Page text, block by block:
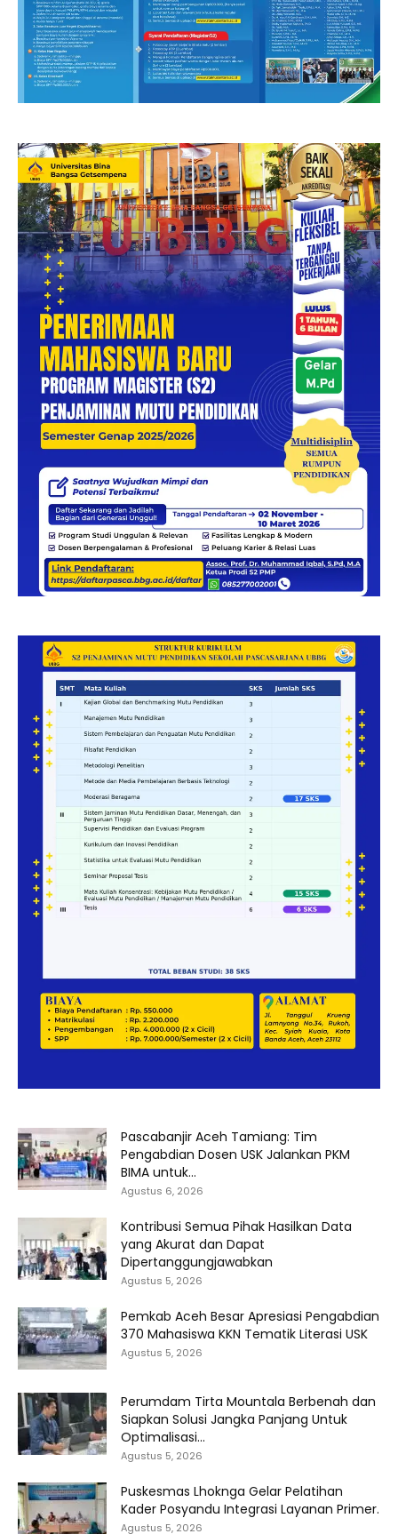
Pascabanjir Aceh Tamiang: Tim
Pengabdian Dosen USK Jalankan PKM
BIMA untuk...
Agustus 6, 2026
Kontribusi Semua Pihak Hasilkan Data
yang Akurat dan Dapat
Dipertanggungjawabkan
Agustus 5, 2026
Pemkab Aceh Besar Apresiasi Pengabdian
370 Mahasiswa KKN Tematik Literasi USK
Agustus 5, 2026
Perumdam Tirta Mountala Berbenah dan
Siapkan Solusi Jangka Panjang Untuk
Optimalisasi...
Agustus 5, 2026
Puskesmas Lhoknga Gelar Pelatihan
Kader Posyandu Integrasi Layanan Primer.
Agustus 5, 2026